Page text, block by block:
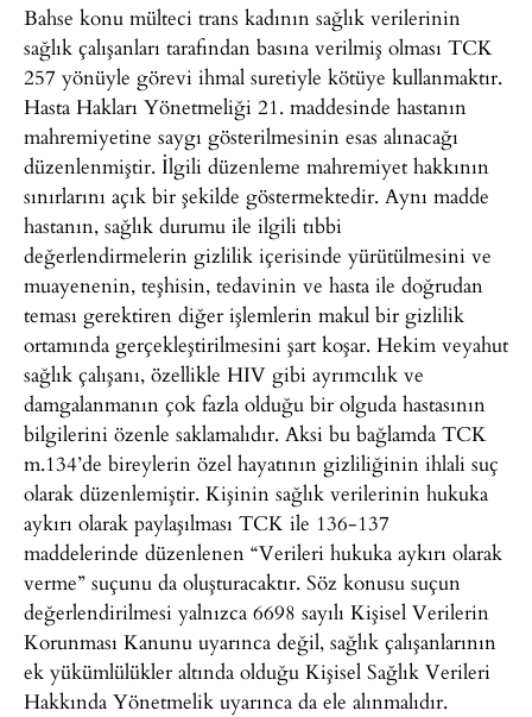
Bahse konu mülteci trans kadının sağlık verilerinin
sağlık çalışanları tarafından basına verilmiş olması TCK
257 yönüyle görevi ihmal suretiyle kötüye kullanmaktır.
Hasta Hakları Yönetmeliği 21. maddesinde hastanın
mahremiyetine saygı gösterilmesinin esas alınacağı
düzenlenmiştir. İlgili düzenleme mahremiyet hakkının
sınırlarını açık bir şekilde göstermektedir. Aynı madde
hastanın, sağlık durumu ile ilgili tıbbi
değerlendirmelerin gizlilik içerisinde yürütülmesini ve
muayenenin, teşhisin, tedavinin ve hasta ile doğrudan
teması gerektiren diğer işlemlerin makul bir gizlilik
ortamında gerçekleştirilmesini şart koşar. Hekim veyahut
sağlık çalışanı, özellikle HIV gibi ayrımcılık ve
damgalanmanın çok fazla olduğu bir olguda hastasının
bilgilerini özenle saklamalıdır. Aksi bu bağlamda TCK
m.134’de bireylerin özel hayatının gizliliğinin ihlali suç
olarak düzenlemiştir. Kişinin sağlık verilerinin hukuka
aykırı olarak paylaşılması TCK ile 136-137
maddelerinde düzenlenen “Verileri hukuka aykırı olarak
verme” suçunu da oluşturacaktır. Söz konusu suçun
değerlendirilmesi yalnızca 6698 sayılı Kişisel Verilerin
Korunması Kanunu uyarınca değil, sağlık çalışanlarının
ek yükümlülükler altında olduğu Kişisel Sağlık Verileri
Hakkında Yönetmelik uyarınca da ele alınmalıdır.